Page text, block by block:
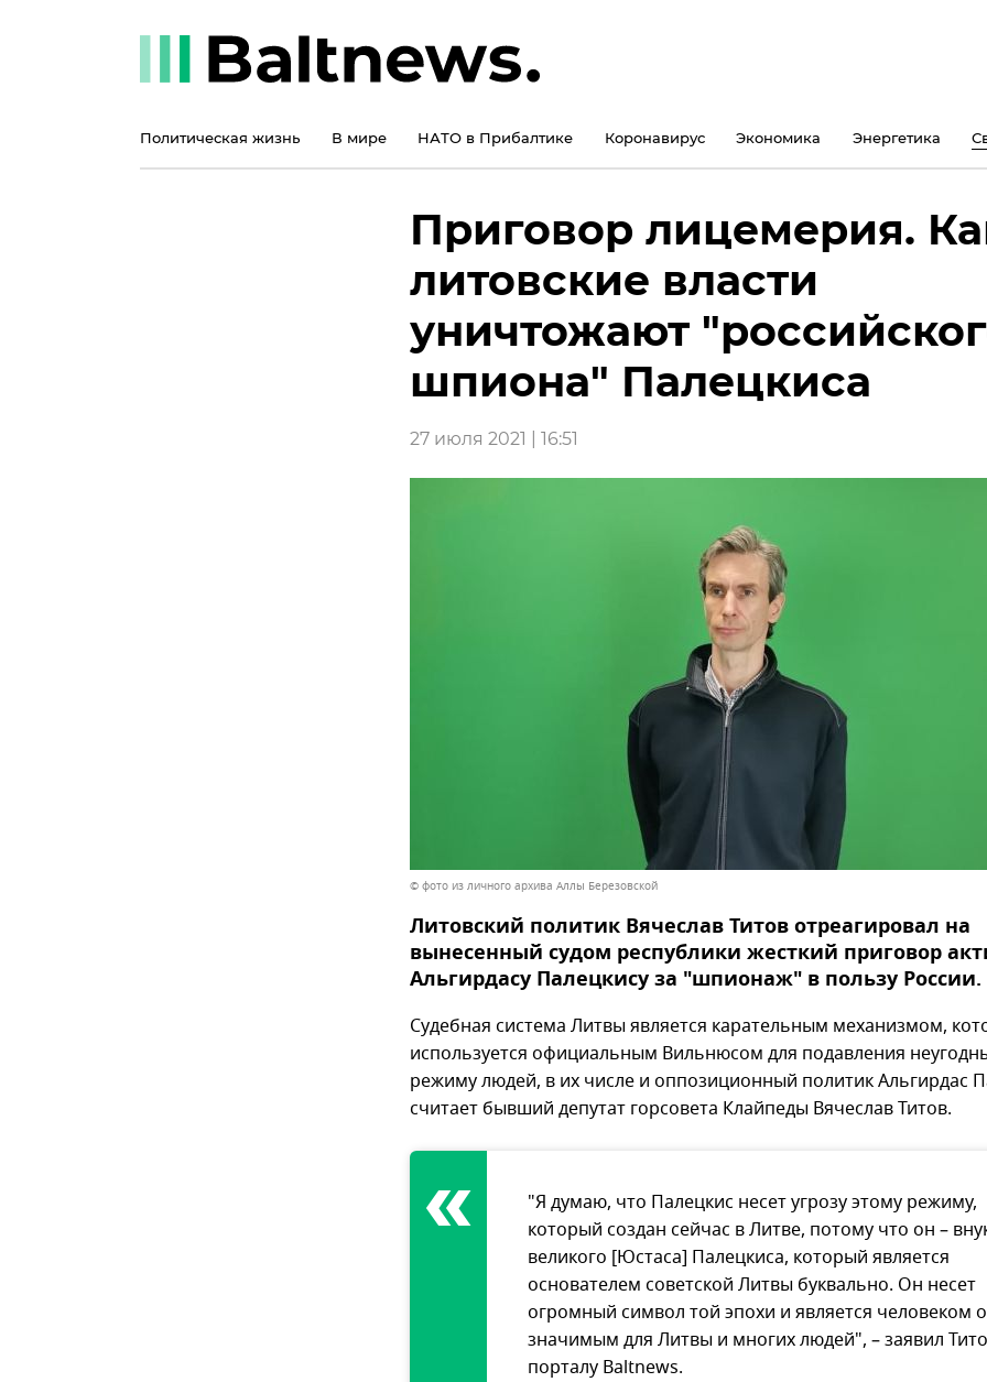
Политическая жизнь В мире НАТО в Прибалтике Коронавирус Экономика Энергетика
Приговор лицемерия.
литовские власти
уничтожают
шпиона" Палецкиса
27 июля 2021 | 16:51
© фото из личного архива Аллы Березовской
Литовский политик Вячеслав Титов отреагировал на
вынесенный судом республики жесткий приговор
Альгирдасу Палецкису за "шпионаж" в пользу России.
Судебная система Литвы является карательным механизмом,
используется официальным Вильнюсом для подавления
режиму людей, в их числе и оппозиционный политик Альгирдас
считает бывший депутат горсовета Клайпеды Вячеслав Титов.
"Я думаю, что Палецкис несет угрозу этому режиму,
который создан сейчас в Литве, потому что он –
великого [Юстаса] Палецкиса, который является
основателем советской Литвы буквально. Он несет
огромный символ той эпохи и является человеком
значимым для Литвы и многих людей", – заявил
порталу Baltnews.